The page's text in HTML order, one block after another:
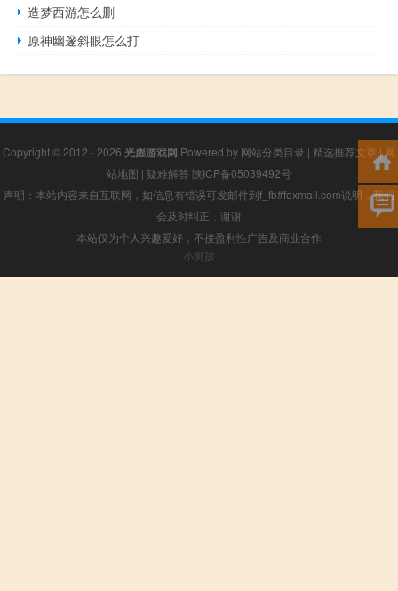
造梦西游怎么删
原神幽邃斜眼怎么打
Copyright © 2012 - 2026 光彪游戏网 Powered by 网站分类目录 | 精选推荐文章 |网
站地图 | 疑难解答 陕ICP备05039492号
声明：本站内容来自互联网，如信息有错误可发邮件到f_fb#foxmail.com说明，我们
会及时纠正，谢谢
本站仅为个人兴趣爱好，不接盈利性广告及商业合作
小男孩